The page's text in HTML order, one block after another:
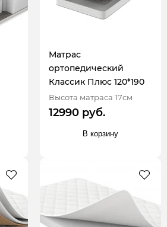
Матрас
ортопедический
Классик Плюс 120*190
Высота матраса 17см
12990 руб.
В корзину